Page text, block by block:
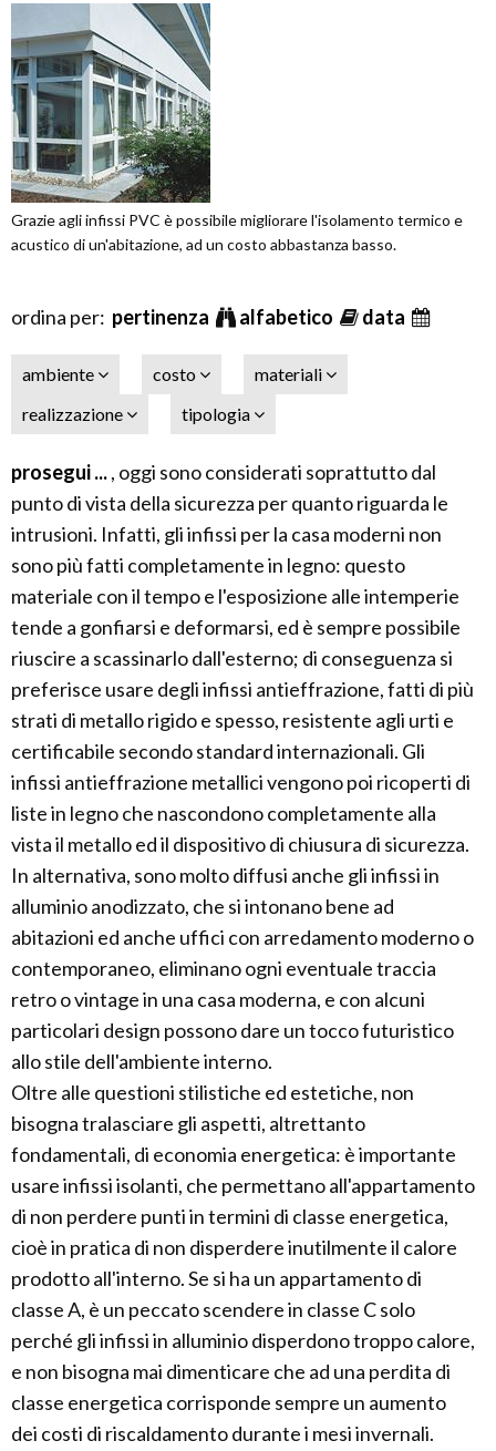
Grazie agli infissi PVC è possibile migliorare l'isolamento termico e
acustico di un'abitazione, ad un costo abbastanza basso.
ordina per: pertinenza alfabetico data
ambiente costo
materiali
realizzazione
tipologia
prosegui ..., oggi sono considerati soprattutto dal
punto di vista della sicurezza per quanto riguarda le
intrusioni. Infatti, gli infissi per la casa moderni non
sono più fatti completamente in legno: questo
materiale con il tempo e l'esposizione alle intemperie
tende a gonfiarsi e deformarsi, ed è sempre possibile
riuscire a scassinarlo dall'esterno; di conseguenza si
preferisce usare degli infissi antieffrazione, fatti di più
strati di metallo rigido e spesso, resistente agli urti e
certificabile secondo standard internazionali. Gli
infissi antieffrazione metallici vengono poi ricoperti di
liste in legno che nascondono completamente alla
vista il metallo ed il dispositivo di chiusura di sicurezza.
In alternativa, sono molto diffusi anche gli infissi in
alluminio anodizzato, che si intonano bene ad
abitazioni ed anche uffici con arredamento moderno o
contemporaneo, eliminano ogni eventuale traccia
retro o vintage in una casa moderna, e con alcuni
particolari design possono dare un tocco futuristico
allo stile dell'ambiente interno.
Oltre alle questioni stilistiche ed estetiche, non
bisogna tralasciare gli aspetti, altrettanto
fondamentali, di economia energetica: è importante
usare infissi isolanti, che permettano all'appartamento
di non perdere punti in termini di classe energetica,
cioè in pratica di non disperdere inutilmente il calore
prodotto all'interno. Se si ha un appartamento di
classe A, è un peccato scendere in classe C solo
perché gli infissi in alluminio disperdono troppo calore,
e non bisogna mai dimenticare che ad una perdita di
classe energetica corrisponde sempre un aumento
dei costi di riscaldamento durante i mesi invernali.